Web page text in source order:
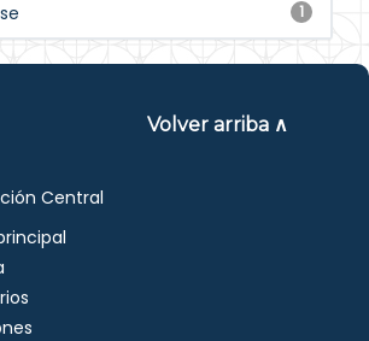
1
Volver arriba ∧
Central